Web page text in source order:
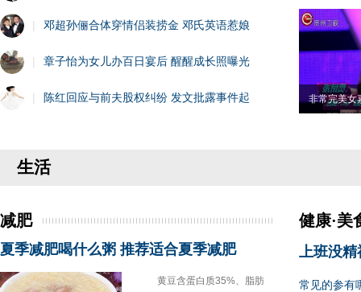
| 邓超孙俪合体穿情侣装捞金 邓氏英语惹娘
| 章子怡为女儿办百日宴后 醒醒成长照曝光
| 陈红回应与前夫股权纠纷 发文批露事件起 非常完美女
生活
减肥
夏季减肥喝什么粥 推荐适合夏季减肥
黄豆含蛋白质35%、脂肪
健康·美
上班没精
常见的参有